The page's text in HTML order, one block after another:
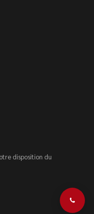
disposition du